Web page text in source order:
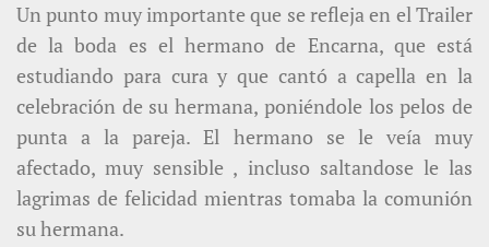
Un punto muy importante que se refleja en el Trailer
de la boda es el hermano de Encarna, que está
estudiando para cura y que cantó a capella en la
celebración de su hermana, poniéndole los pelos de
punta a la pareja. El hermano se le veía muy
afectado, muy sensible , incluso saltandose le las
lagrimas de felicidad mientras tomaba la comunión
su hermana.